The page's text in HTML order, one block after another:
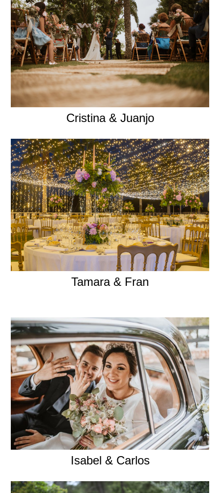
Cristina & Juanjo
Tamara & Fran
Isabel & Carlos